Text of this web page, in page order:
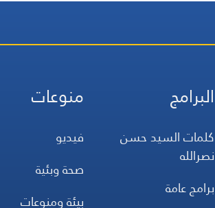
البرامج
كلمات السيد حسن
نصرالله
برامج عامة
منوعات
فيديو
صحة وبئية
بيئة ومنوعات